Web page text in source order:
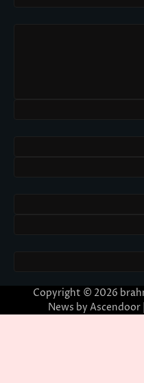
Copyright © 2026
News by Ascendoor